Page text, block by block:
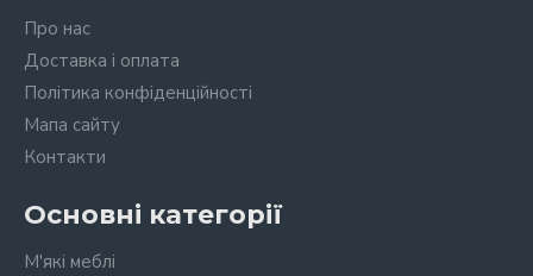
Про нас
Доставка і оплата
Політика конфіденційності
Мапа сайту
Контакти
Основні категорії
М'які меблі